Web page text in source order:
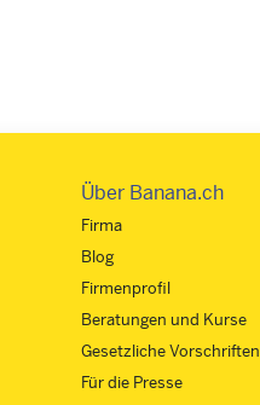
Über Banana.ch
Firma
Blog
Firmenprofil
Beratungen und Kurse
Gesetzliche Vorschriften
Für die Presse